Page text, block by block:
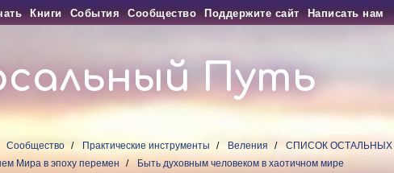
Книги События Сообщество Поддержите сайт Написать нам
Путь
Сообщество Практические инструменты Веления СПИСОК ОСТАЛЬНЫХ
Мира в эпоху перемен Быть духовным человеком в хаотичном мире